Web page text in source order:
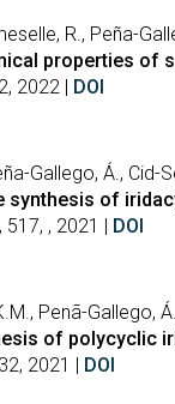
R., Peña-
properties of
2022 | DOI
Gallego, Á., Cid-
synthesis of
, 2021 | DOI
Penã-Gallego,
of polycyclic
2021 | DOI